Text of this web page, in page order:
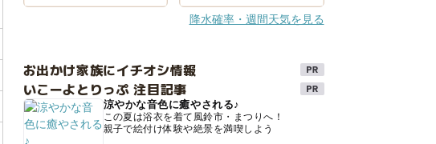
降水確率・週間天気を見る
お出かけ家族にイチオシ情報
いこーよとりっぷ 注目記事
涼やかな音色に癒やされる♪
この夏は浴衣を着て風鈴市・まつりへ！
親子で絵付け体験や絶景を満喫しよう